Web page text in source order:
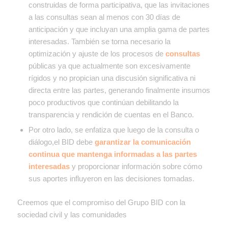
construidas de forma participativa, que las invitaciones
a las consultas sean al menos con 30 días de
anticipación y que incluyan una amplia gama de partes
interesadas. También se torna necesario la
optimización y ajuste de los procesos de consultas
públicas ya que actualmente son excesivamente
rígidos y no propician una discusión significativa ni
directa entre las partes, generando finalmente insumos
poco productivos que continúan debilitando la
transparencia y rendición de cuentas en el Banco.
Por otro lado, se enfatiza que luego de la consulta o
diálogo,el BID debe garantizar la comunicación
continua que mantenga informadas a las partes
interesadasy proporcionar información sobre cómo
sus aportes influyeron en las decisiones tomadas.
Creemos que el compromiso del Grupo BID con la
sociedad civil y las comunidades